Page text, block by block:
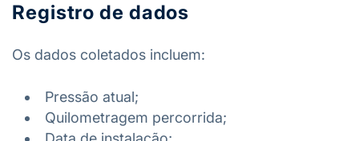
Registro de dados
Os dados coletados incluem:
Pressão atual;
Quilometragem percorrida;